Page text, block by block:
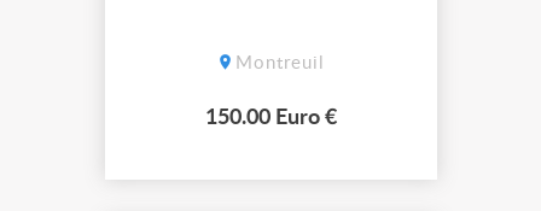
Montreuil
150.00 Euro €